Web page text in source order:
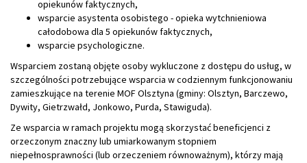
opiekunów faktycznych,
wsparcie asystenta osobistego - opieka wytchnieniowa
całodobowa dla 5 opiekunów faktycznych,
wsparcie psychologiczne.
Wsparciem zostaną objęte osoby wykluczone z dostępu do usług, w
szczególności potrzebujące wsparcia w codziennym funkcjonowaniu
zamieszkujące na terenie MOF Olsztyna (gminy: Olsztyn, Barczewo,
Dywity, Gietrzwałd, Jonkowo, Purda, Stawiguda).
Ze wsparcia w ramach projektu mogą skorzystać beneficjenci z
orzeczonym znaczny lub umiarkowanym stopniem
niepełnosprawności (lub orzeczeniem równoważnym), którzy mają